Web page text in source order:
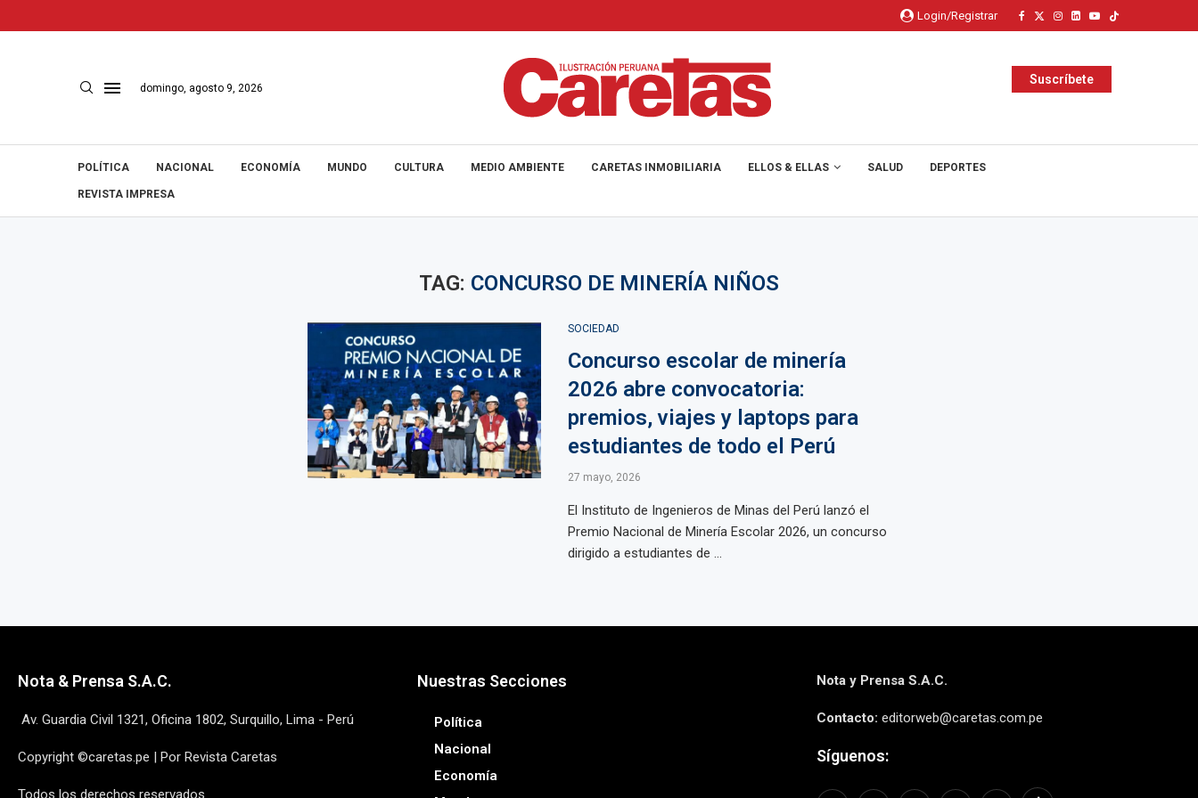
Login/Registrar
domingo, agosto 9, 2026
Suscríbete
POLÍTICA NACIONAL ECONOMÍA MUNDO CULTURA MEDIO AMBIENTE CARETAS INMOBILIARIA ELLOS & ELLAS SALUD DEPORTES
REVISTA IMPRESA
TAG: CONCURSO DE MINERÍA NIÑOS
SOCIEDAD
Concurso escolar de minería
2026 abre convocatoria:
premios, viajes y laptops para
estudiantes de todo el Perú
27 mayo, 2026
El Instituto de Ingenieros de Minas del Perú lanzó el
Premio Nacional de Minería Escolar 2026, un concurso
dirigido a estudiantes de ...
Nota & Prensa S.A.C.
Av. Guardia Civil 1321, Oficina 1802, Surquillo, Lima - Perú
Copyright ©caretas.pe | Por Revista Caretas
Todos los derechos reservados
Nuestras Secciones
Política
Nacional
Economía
Nota y Prensa S.A.C.
Contacto: editorweb@caretas.com.pe
Síguenos: